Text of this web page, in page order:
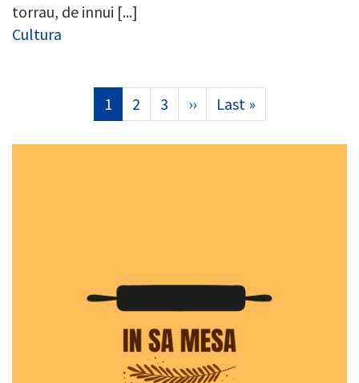
torrau, de innui [...]
Cultura
Pagina
attuale
1 Page
2 Page
3
Pagina
successiva
››
Ultima
pagina
Last »